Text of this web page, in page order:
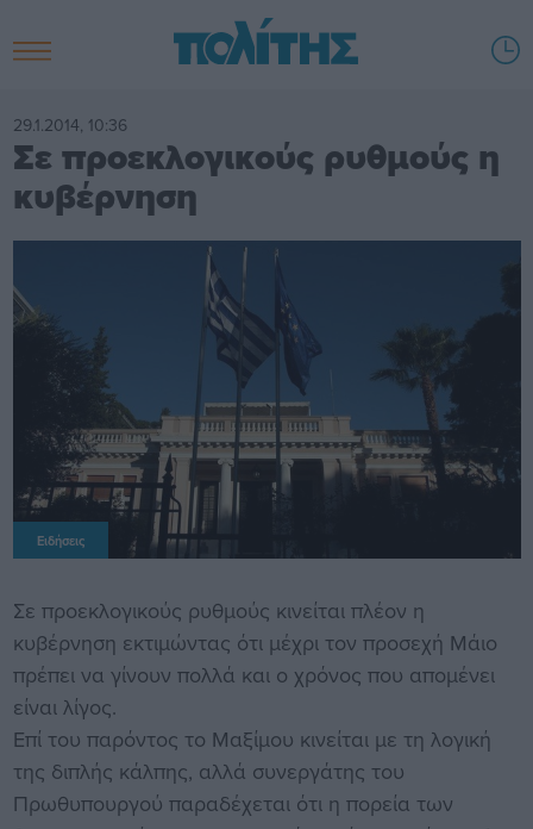
29.1.2014, 10:36
Σε προεκλογικούς ρυθμούς η
κυβέρνηση
Ειδήσεις
Σε προεκλογικούς ρυθμούς κινείται πλέον η
κυβέρνηση εκτιμώντας ότι μέχρι τον προσεχή Μάιο
πρέπει να γίνουν πολλά και ο χρόνος που απομένει
είναι λίγος.
Επί του παρόντος το Μαξίμου κινείται με τη λογική
της διπλής κάλπης, αλλά συνεργάτης του
Πρωθυπουργού παραδέχεται ότι η πορεία των